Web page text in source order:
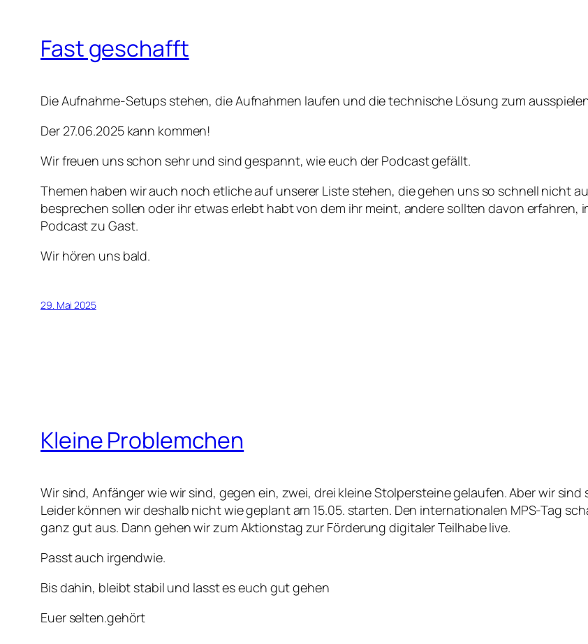
Fast geschafft
Die Aufnahme-Setups stehen, die Aufnahmen laufen und die technische Lösung zum
Der 27.06.2025 kann kommen!
Wir freuen uns schon sehr und sind gespannt, wie euch der Podcast gefällt.
Themen haben wir auch noch etliche auf unserer Liste stehen, die gehen uns so schnell nicht
besprechen sollen oder ihr etwas erlebt habt von dem ihr meint, andere sollten davon erfahren,
Podcast zu Gast.
Wir hören uns bald.
29. Mai 2025
Kleine Problemchen
Wir sind, Anfänger wie wir sind, gegen ein, zwei, drei kleine Stolpersteine gelaufen. Aber wir
Leider können wir deshalb nicht wie geplant am 15.05. starten. Den internationalen MPS-Tag
ganz gut aus. Dann gehen wir zum Aktionstag zur Förderung digitaler Teilhabe live.
Passt auch irgendwie.
Bis dahin, bleibt stabil und lasst es euch gut gehen
Euer selten.gehört